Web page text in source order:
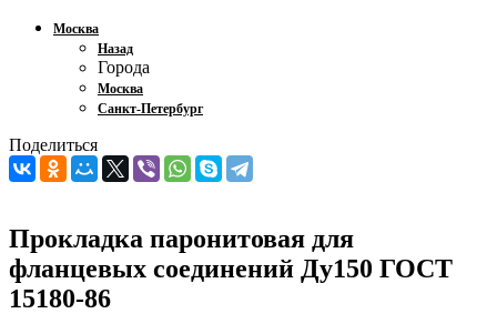
Москва
Назад
Города
Москва
Санкт-Петербург
Поделиться
Прокладка паронитовая для
фланцевых соединений Ду150 ГОСТ
15180-86